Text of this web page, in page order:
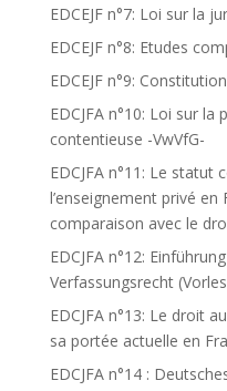
EDCEJF n°7: Loi sur la
EDCEJF n°8: Etudes
EDCEJF n°9:
EDCJFA n°10: Loi sur
contentieuse -VwVfG-
EDCJFA n°11: Le statut
l’enseignement privé
comparaison avec le
EDCJFA n°12:
Verfassungsrecht
EDCJFA n°13: Le droit
sa portée actuelle en
EDCJFA n°14 :